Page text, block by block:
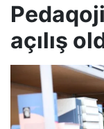
açılış